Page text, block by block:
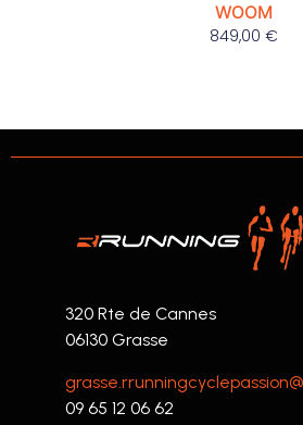
WOOM
849,00 €
320 Rte de Cannes
06130 Grasse
09 65 12 06 62